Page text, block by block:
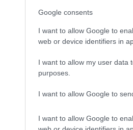
Google consents
I want to allow Google to
web or device identifiers in
I want to allow my user data
purposes.
I want to allow Google to
I want to allow Google to
Δ
πια, μιας και
νομίζεις. Θέλει
και τυριού και
Υπάρχουν όμως φούρνοι και
δεκαετιών στην παρασκευή
εκλεκτά τους προϊόν.